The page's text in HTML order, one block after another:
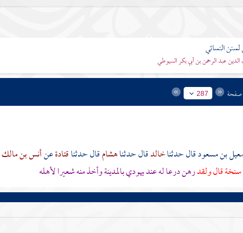
النسائي
عبد الرحمن بن أبي بكر السيوطي
صفحة 287
بن مسعودقال حدثناخالدقال حدثناهشامقال حدثناقتادةعنأنس بن مالك
قال ولقدرهن درعا له عند يهوديبالمدينةوأخذ منه شعيرا لأهله